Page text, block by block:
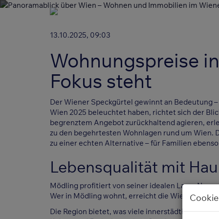
13.10.2025, 09:03
Wohnungspreise
Fokus steht
Der Wiener Speckgürtel gewinnt an Bedeutung
Wien 2025 beleuchtet haben, richtet sich der
begrenztem Angebot zurückhaltend agieren,
zu den begehrtesten Wohnlagen rund um Wien.
zu einer echten Alternative – für Familien
Lebensqualität mit
Mödling profitiert von seiner idealen Lage: Nur
Wer in Mödling wohnt, erreicht die Wiener
Die Region bietet, was viele innerstädtische